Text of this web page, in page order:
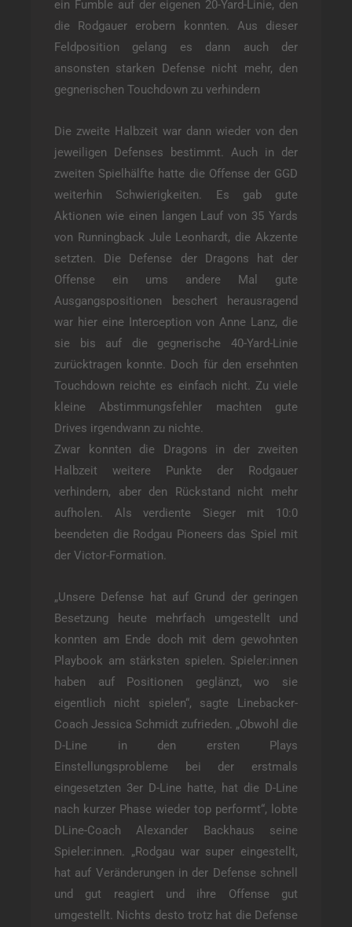
ein Fumble auf der eigenen 20-Yard-Linie, den
die Rodgauer erobern konnten. Aus dieser
Feldposition gelang es dann auch der
ansonsten starken Defense nicht mehr, den
gegnerischen Touchdown zu verhindern
Die zweite Halbzeit war dann wieder von den
jeweiligen Defenses bestimmt. Auch in der
zweiten Spielhälfte hatte die Offense der GGD
weiterhin Schwierigkeiten. Es gab gute
Aktionen wie einen langen Lauf von 35 Yards
von Runningback Jule Leonhardt, die Akzente
setzten. Die Defense der Dragons hat der
Offense ein ums andere Mal gute
Ausgangspositionen beschert herausragend
war hier eine Interception von Anne Lanz, die
sie bis auf die gegnerische 40-Yard-Linie
zurücktragen konnte. Doch für den ersehnten
Touchdown reichte es einfach nicht. Zu viele
kleine Abstimmungsfehler machten gute
Drives irgendwann zu nichte.
Zwar konnten die Dragons in der zweiten
Halbzeit weitere Punkte der Rodgauer
verhindern, aber den Rückstand nicht mehr
aufholen. Als verdiente Sieger mit 10:0
beendeten die Rodgau Pioneers das Spiel mit
der Victor-Formation.
„Unsere Defense hat auf Grund der geringen
Besetzung heute mehrfach umgestellt und
konnten am Ende doch mit dem gewohnten
Playbook am stärksten spielen. Spieler:innen
haben auf Positionen geglänzt, wo sie
eigentlich nicht spielen“, sagte Linebacker-
Coach Jessica Schmidt zufrieden. „Obwohl die
D-Line in den ersten Plays
Einstellungsprobleme bei der erstmals
eingesetzten 3er D-Line hatte, hat die D-Line
nach kurzer Phase wieder top performt“, lobte
DLine-Coach Alexander Backhaus seine
Spieler:innen. „Rodgau war super eingestellt,
hat auf Veränderungen in der Defense schnell
und gut reagiert und ihre Offense gut
umgestellt. Nichts desto trotz hat die Defense